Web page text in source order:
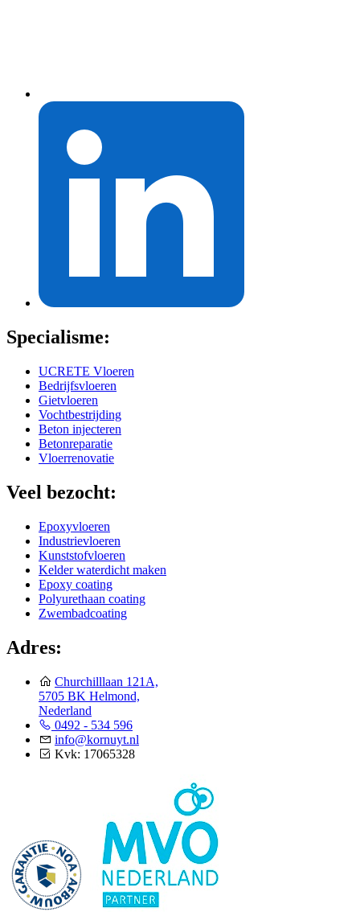
Specialisme:
UCRETE Vloeren
Bedrijfsvloeren
Gietvloeren
Vochtbestrijding
Beton injecteren
Betonreparatie
Vloerrenovatie
Veel bezocht:
Epoxyvloeren
Industrievloeren
Kunststofvloeren
Kelder waterdicht maken
Epoxy coating
Polyurethaan coating
Zwembadcoating
Adres:
Churchilllaan 121A,
5705 BK Helmond,
Nederland
0492 - 534 596
info@kornuyt.nl
Kvk: 17065328